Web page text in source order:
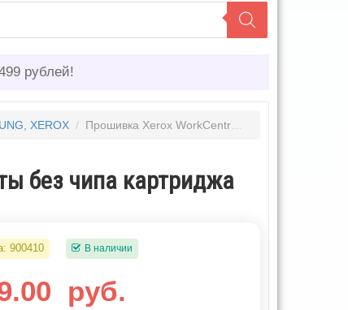
рублей!
XEROX/ Прошивка Xerox WorkCentre 3335 для работы без чипа картриджа
без чипа картриджа
900410 В наличии
руб.